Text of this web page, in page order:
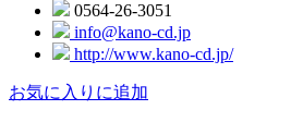
0564-26-3051
info@kano-cd.jp
http://www.kano-cd.jp/
お気に入りに追加